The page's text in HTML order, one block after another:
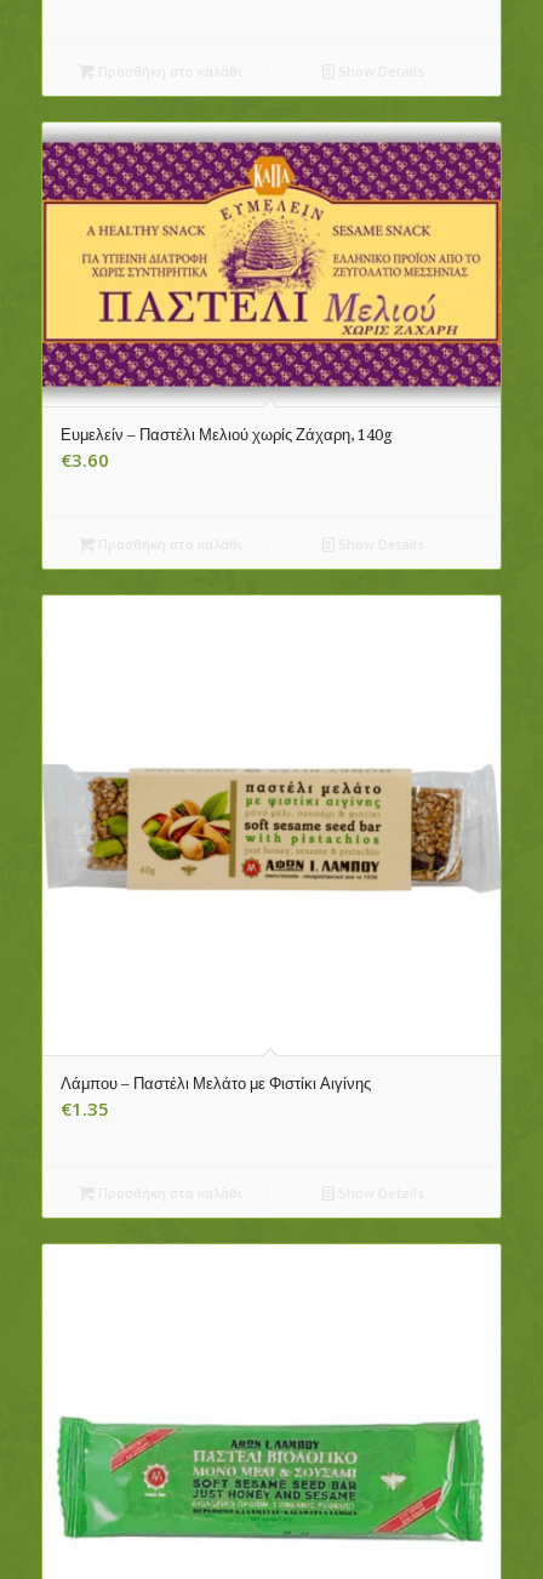
Ευμελείν – Παστέλι Μελιού χωρίς Ζάχαρη, 140g
€3.60
Λάμπου – Παστέλι Μελάτο με Φιστίκι Αιγίνης
€1.35